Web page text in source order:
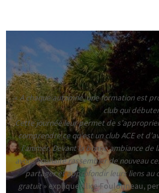
«A chaque automne, une formation est
club qui
Cette journée leur permet de
comprendre ce qu’est un club ACE et
l’animer. Devant la bonne ambiance
avons souhaité rassembler de nouveau
partager et approfondir leurs liens au
gratuit» explique Alice Foulonneau,